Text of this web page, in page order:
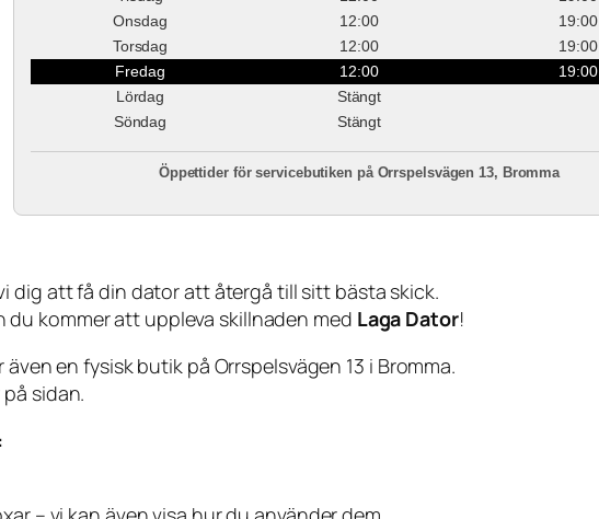
Onsdag
12:00
19:00
Torsdag
12:00
19:00
Fredag
12:00
19:00
Lördag
Stängt
Söndag
Stängt
Öppettider för servicebutiken på Orrspelsvägen 13, Bromma
dig att få din dator att återgå till sitt bästa skick.
kommer att uppleva skillnaden med Laga Dator!
en fysisk butik på Orrspelsvägen 13 i Bromma.
sidan.